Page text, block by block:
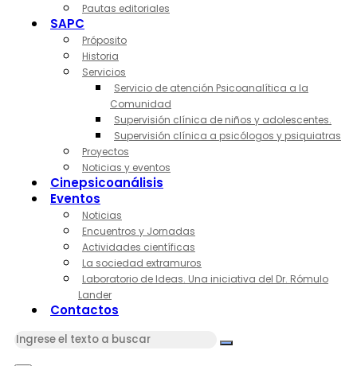
Pautas editoriales
SAPC
Próposito
Historia
Servicios
Servicio de atención Psicoanalítica a la
Comunidad
Supervisión clínica de niños y adolescentes.
Supervisión clínica a psicólogos y psiquiatras
Proyectos
Noticias y eventos
Cinepsicoanálisis
Eventos
Noticias
Encuentros y Jornadas
Actividades científicas
La sociedad extramuros
Laboratorio de Ideas. Una iniciativa del Dr. Rómulo
Lander
Contactos